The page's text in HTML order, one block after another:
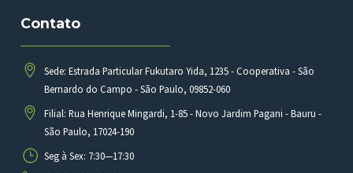
Contato
Sede: Estrada Particular Fukutaro Yida, 1235 - Cooperativa - São
Bernardo do Campo - São Paulo, 09852-060
Filial: Rua Henrique Mingardi, 1-85 - Novo Jardim Pagani - Bauru -
São Paulo, 17024-190
Seg à Sex: 7:30—17:30